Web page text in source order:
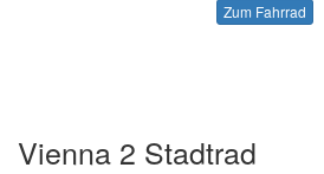
Zum Fahrrad
Vienna 2 Stadtrad